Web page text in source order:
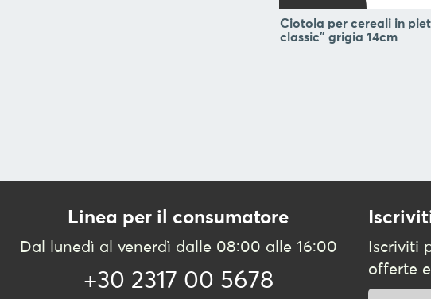
Ciotola per cereali in
classic" grigia 14cm
Linea per il consumatore
Dal lunedì al venerdì dalle 08:00 alle 16:00
+30 2317 00 5678
Iscriviti
offerte